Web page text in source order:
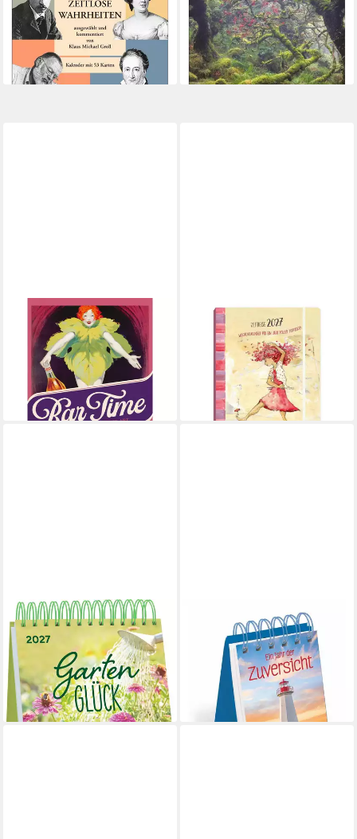
Postkartenkalender 2027 -
Kalender mit 53...
ab 18,90 €
lieferbar - in 3-4 Werktagen bei dir
2027 - Wochenkalender mit
53...
ab 19,60 €
lieferbar - in 3-4 Werktagen bei dir
ACKERMANN
Wandkalender Bar Time
Kalender 2027
ab 24,30 €
lieferbar - in 2-3 Werktagen bei dir
GRÄTZ VERLAG
Taschenkalender
Taschenkalender Zeitreise
2027
ab 18,35 €
lieferbar - in 3-4 Werktagen bei dir
Tischkalender
Postkartenkalender
Gartenglück 2027
17,99 €
lieferbar - in 2-3 Werktagen bei dir
HARENBERG KALENDER VERLAG
Abreißkalender Ein Jahr der
Zuversicht Mini-
Geschenkkalender 2027
11,30 €
lieferbar - in 3-4 Werktagen bei dir